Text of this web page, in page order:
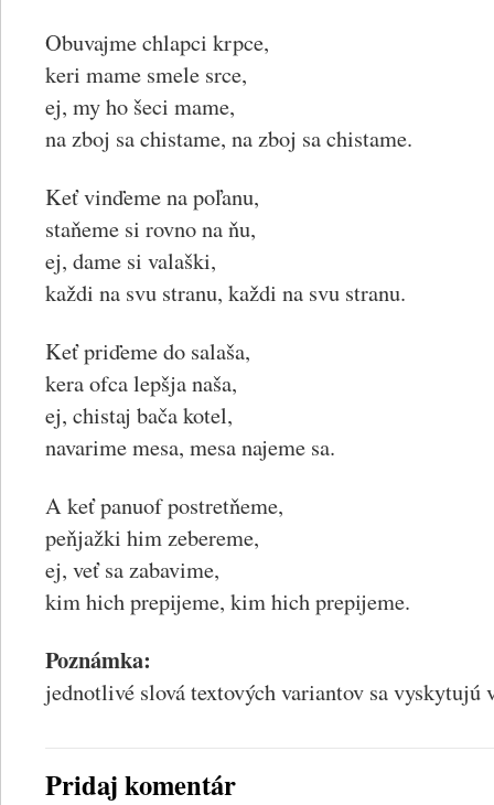
Obuvajme chlapci krpce,
keri mame smele srce,
ej, my ho šeci mame,
na zboj sa chistame, na zboj sa chistame.
Keť vinďeme na poľanu,
staňeme si rovno na ňu,
ej, dame si valaški,
každi na svu stranu, každi na svu stranu.
Keť priďeme do salaša,
kera ofca lepšja naša,
ej, chistaj bača kotel,
navarime mesa, mesa najeme sa.
A keť panuof postretňeme,
peňjažki him zebereme,
ej, veť sa zabavime,
kim hich prepijeme, kim hich prepijeme.
Poznámka:
jednotlivé slová textových variantov sa vyskytujú
Pridaj komentár